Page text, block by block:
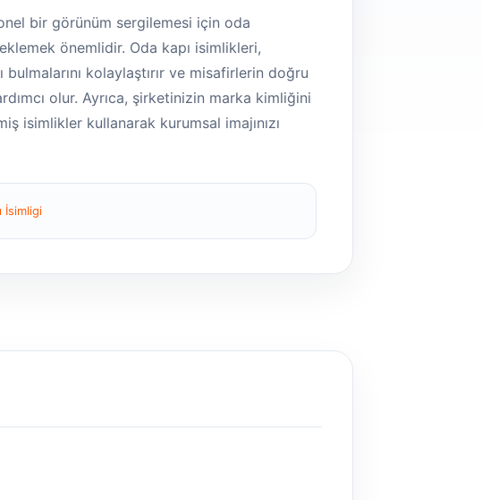
bir görünüm sergilemesi için oda
önemlidir. Oda kapı isimlikleri,
bulmalarını kolaylaştırır ve misafirlerin doğru
olur. Ayrıca, şirketinizin marka kimliğini
isimlikler kullanarak kurumsal imajınızı
İsimligi